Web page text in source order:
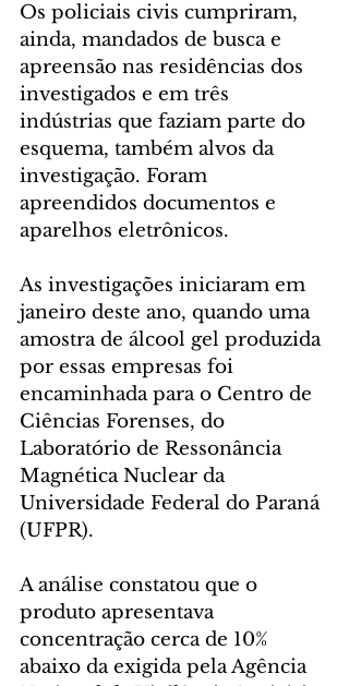
Os policiais civis cumpriram,
ainda, mandados de busca e
apreensão nas residências dos
investigados e em três
indústrias que faziam parte do
esquema, também alvos da
investigação. Foram
apreendidos documentos e
aparelhos eletrônicos.
As investigações iniciaram em
janeiro deste ano, quando uma
amostra de álcool gel produzida
por essas empresas foi
encaminhada para o Centro de
Ciências Forenses, do
Laboratório de Ressonância
Magnética Nuclear da
Universidade Federal do Paraná
(UFPR).
A análise constatou que o
produto apresentava
concentração cerca de 10%
abaixo da exigida pela Agência